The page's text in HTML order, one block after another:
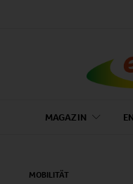
MAGAZIN
MOBILITÄT